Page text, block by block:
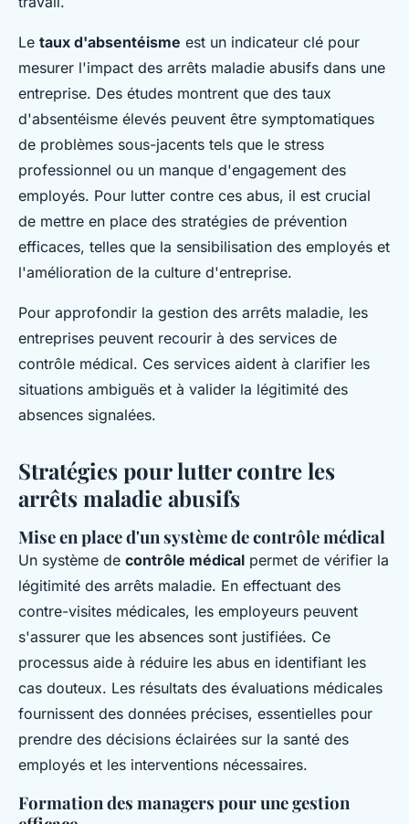
Le taux d'absentéisme est un indicateur clé pour
mesurer l'impact des arrêts maladie abusifs dans une
entreprise. Des études montrent que des taux
d'absentéisme élevés peuvent être symptomatiques
de problèmes sous-jacents tels que le stress
professionnel ou un manque d'engagement des
employés. Pour lutter contre ces abus, il est crucial
de mettre en place des stratégies de prévention
efficaces, telles que la sensibilisation des employés et
l'amélioration de la culture d'entreprise.
Pour approfondir la gestion des arrêts maladie, les
entreprises peuvent recourir à des services de
contrôle médical. Ces services aident à clarifier les
situations ambiguës et à valider la légitimité des
absences signalées.
Stratégies pour lutter contre les
arrêts maladie abusifs
Mise en place d'un système de contrôle médical
Un système de contrôle médical permet de vérifier la
légitimité des arrêts maladie. En effectuant des
contre-visites médicales, les employeurs peuvent
s'assurer que les absences sont justifiées. Ce
processus aide à réduire les abus en identifiant les
cas douteux. Les résultats des évaluations médicales
fournissent des données précises, essentielles pour
prendre des décisions éclairées sur la santé des
employés et les interventions nécessaires.
Formation des managers pour une gestion